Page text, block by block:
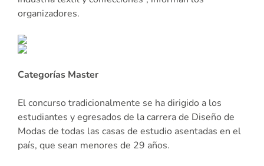
organizadores.
Categorías Master
El concurso tradicionalmente se ha dirigido a los
estudiantes y egresados de la carrera de Diseño de
Modas de todas las casas de estudio asentadas en el
país, que sean menores de 29 años.